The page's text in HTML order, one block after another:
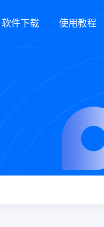
软件下载 使用教程